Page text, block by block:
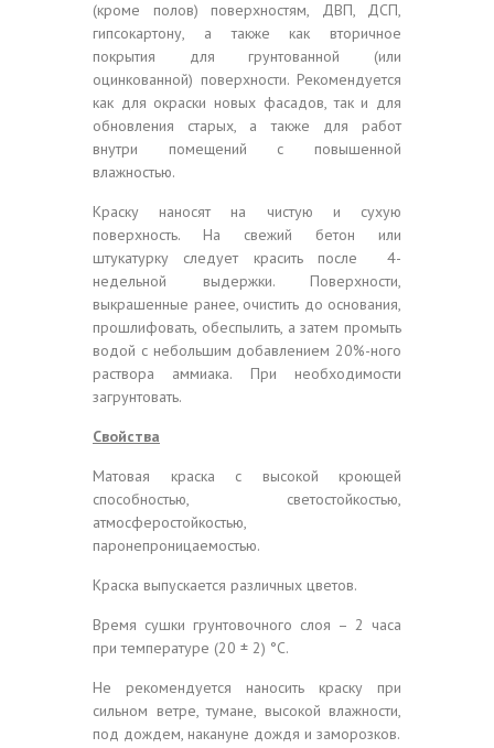
(кроме полов) поверхностям, ДВП, ДСП,
гипсокартону, а также как вторичное
покрытия для грунтованной (или
оцинкованной) поверхности. Рекомендуется
как для окраски новых фасадов, так и для
обновления старых, а также для работ
внутри помещений с повышенной
влажностью.
Краску наносят на чистую и сухую
поверхность. На свежий бетон или
штукатурку следует красить после 4-
недельной выдержки. Поверхности,
выкрашенные ранее, очистить до основания,
прошлифовать, обеспылить, а затем промыть
водой с небольшим добавлением 20%-ного
раствора аммиака. При необходимости
загрунтовать.
Свойства
Матовая краска с высокой кроющей
способностью, светостойкостью,
атмосферостойкостью,
паронепроницаемостью.
Краска выпускается различных цветов.
Время сушки грунтовочного слоя – 2 часа
при температуре (20 ± 2) °С.
Не рекомендуется наносить краску при
сильном ветре, тумане, высокой влажности,
под дождем, накануне дождя и заморозков.